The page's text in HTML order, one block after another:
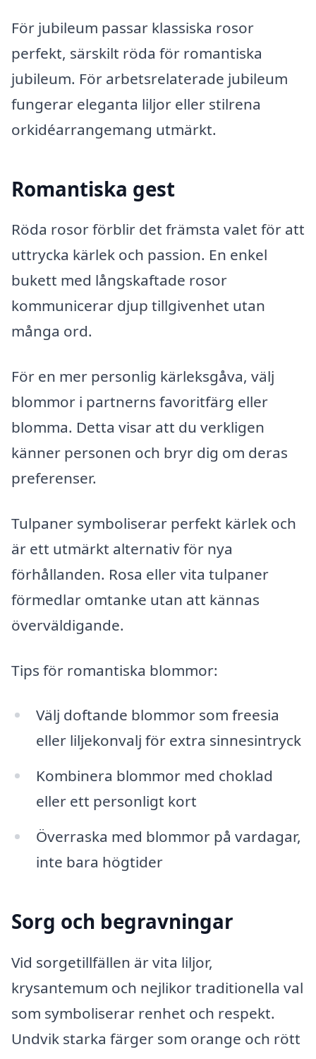
För jubileum passar klassiska rosor
perfekt, särskilt röda för romantiska
jubileum. För arbetsrelaterade jubileum
fungerar eleganta liljor eller stilrena
orkidéarrangemang utmärkt.
Romantiska gest
Röda rosor förblir det främsta valet för att
uttrycka kärlek och passion. En enkel
bukett med långskaftade rosor
kommunicerar djup tillgivenhet utan
många ord.
För en mer personlig kärleksgåva, välj
blommor i partnerns favoritfärg eller
blomma. Detta visar att du verkligen
känner personen och bryr dig om deras
preferenser.
Tulpaner symboliserar perfekt kärlek och
är ett utmärkt alternativ för nya
förhållanden. Rosa eller vita tulpaner
förmedlar omtanke utan att kännas
överväldigande.
Tips för romantiska blommor:
Välj doftande blommor som freesia
eller liljekonvalj för extra sinnesintryck
Kombinera blommor med choklad
eller ett personligt kort
Överraska med blommor på vardagar,
inte bara högtider
Sorg och begravningar
Vid sorgetillfällen är vita liljor,
krysantemum och nejlikor traditionella val
som symboliserar renhet och respekt.
Undvik starka färger som orange och rött